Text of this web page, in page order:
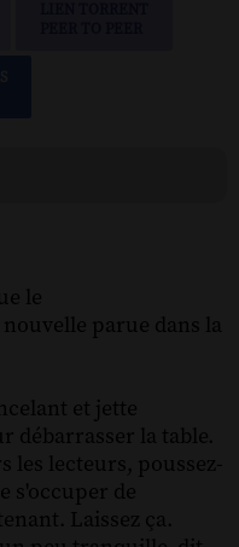
le
parue dans la
et jette
débarrasser la table.
les lecteurs, poussez-
s'occuper de
Laissez ça.